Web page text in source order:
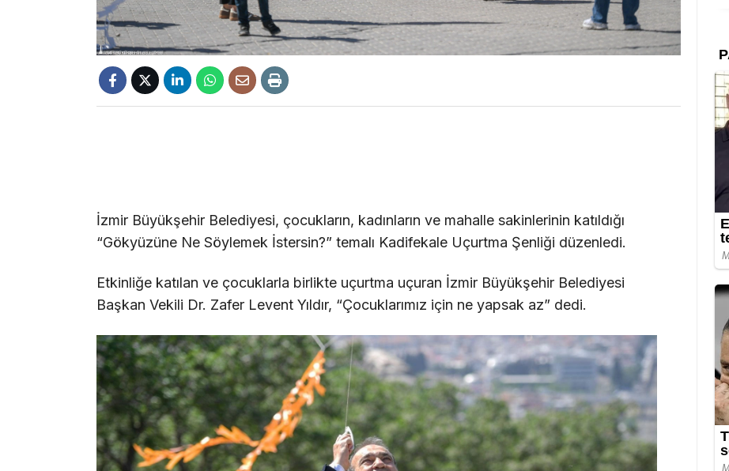
İzmir Büyükşehir Belediyesi, çocukların, kadınların ve mahalle sakinlerinin katıldığı
“Gökyüzüne Ne Söylemek İstersin?” temalı Kadifekale Uçurtma Şenliği düzenledi.
Etkinliğe katılan ve çocuklarla birlikte uçurtma uçuran İzmir Büyükşehir Belediyesi
Başkan Vekili Dr. Zafer Levent Yıldır, “Çocuklarımız için ne yapsak az” dedi.